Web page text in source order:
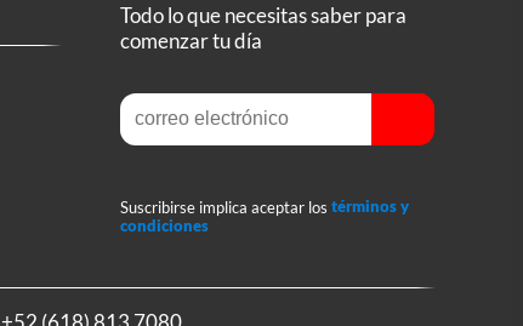
Todo lo que necesitas saber para
comenzar tu día
Suscribirse implica aceptar los términos y
condiciones